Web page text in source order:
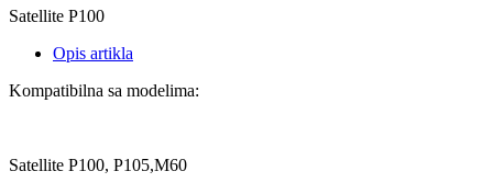
Satellite P100
Opis artikla
Kompatibilna sa modelima:
Satellite P100, P105,M60